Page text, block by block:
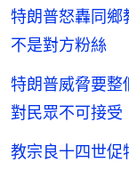
特朗普怒轟同
不是對方粉絲
特朗普威脅要
對民眾不可接受
教宗良十四世